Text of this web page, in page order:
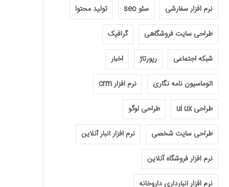
نرم افزار سفارشی سئو seo تولید محتوا
طراحی سایت فروشگاهی گرافیک
شبکه اجتماعی رپورتاژ اخبار
اتوماسیون نامه نگاری نرم افزار crm
طراحی ui ux طراحی لوگو
طراحی سایت شخصی نرم افزار انبار آنلاین
نرم افزار فروشگاه آنلاین
نرم افزار انبارداری داروخانه